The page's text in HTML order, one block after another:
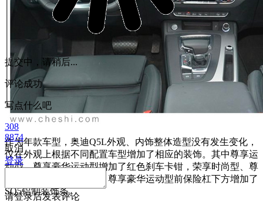
作为年款车型，奥迪Q5L外观、内饰整体造型没有发生变化，
仅在外观上根据不同配置车型增加了相应的装饰。其中尊享运
动型、尊享豪华运动型增加了红色刹车卡钳，荣享时尚型、尊
享时尚型、尊享运动型、尊享豪华运动型前保险杠下方增加了
SQ5铝制装饰条。
提交中，请稍后...
评论成功
写点什么吧
308
8874
取消
登录
请登录后发表评论